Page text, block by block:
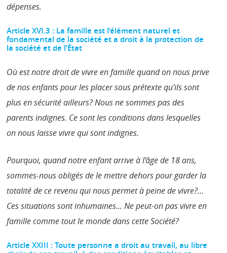
dépenses.
Article XVI.3 : La famille est l’élément naturel et
fondamental de la société et a droit à la protection de
la société et de l’État
Où est notre droit de vivre en famille quand on nous prive
de nos enfants pour les placer sous prétexte qu’ils sont
plus en sécurité ailleurs? Nous ne sommes pas des
parents indignes. Ce sont les conditions dans lesquelles
on nous laisse vivre qui sont indignes.
Pourquoi, quand notre enfant arrive à l’âge de 18 ans,
sommes-nous obligés de le mettre dehors pour garder la
totalité de ce revenu qui nous permet à peine de vivre?…
Ces situations sont inhumaines… Ne peut-on pas vivre en
famille comme tout le monde dans cette Société?
Article XXIII : Toute personne a droit au travail, au libre